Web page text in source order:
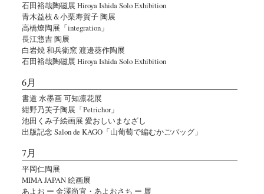
石田裕哉陶磁展 Hiroya Ishida Solo Exhibition
青木益枝＆小栗寿賀子 陶展
高橋燎陶展「integration」
長江惣吉 陶展
白岩焼 和兵衛窯 渡邊葵作陶展
石田裕哉陶磁展 Hiroya Ishida Solo Exhibition
6月
書道 水墨画 可知凛花展
紺野乃芙子陶展「Petrichor」
池田くみ子絵画展 愛おしいまなざし
出版記念 Salon de KAGO「山葡萄で編むかごバッグ」
7月
平岡仁陶展
MIMA JAPAN 絵画展
あよお ー 金澤尚宜・あよおさち ー 展